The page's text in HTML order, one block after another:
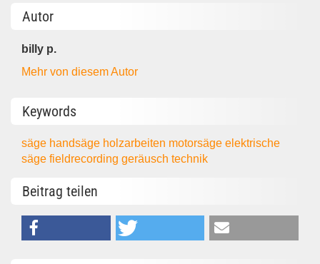
Autor
billy p.
Mehr von diesem Autor
Keywords
säge handsäge holzarbeiten motorsägeelektrische
sägefieldrecordinggeräuschtechnik
Beitrag teilen